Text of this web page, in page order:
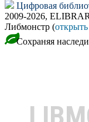
Цифровая
2009-2026,
Либмонстр (
Сохраняя